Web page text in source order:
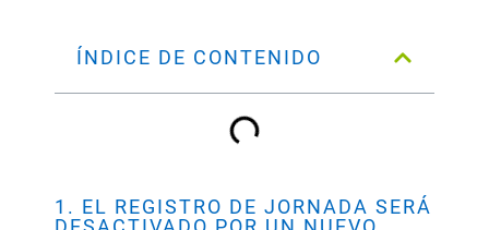
ÍNDICE DE CONTENIDO
1. EL REGISTRO DE JORNADA SERÁ